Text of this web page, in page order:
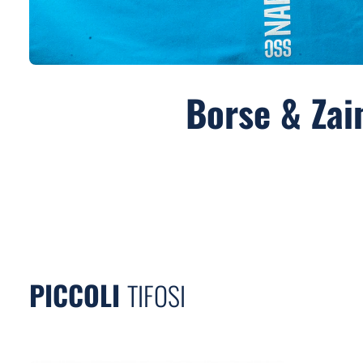
Borse &
PICCOLI TIFOSI